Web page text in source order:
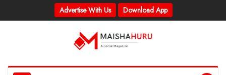
Advertise With Us Download App